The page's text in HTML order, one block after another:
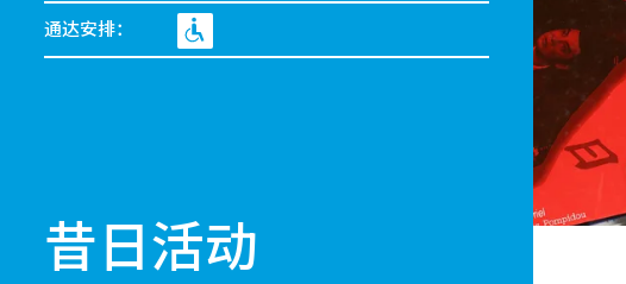
通达安排：
昔日活动